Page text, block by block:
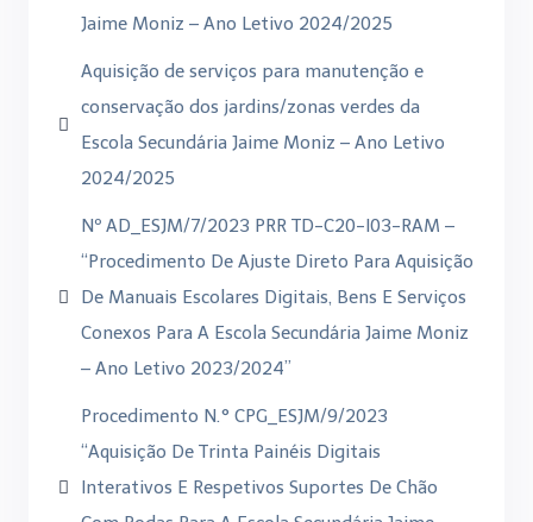
Jaime Moniz – Ano Letivo 2024/2025
Aquisição de serviços para manutenção e
conservação dos jardins/zonas verdes da
Escola Secundária Jaime Moniz – Ano Letivo
2024/2025
Nº AD_ESJM/7/2023 PRR TD-C20-I03-RAM –
“Procedimento De Ajuste Direto Para Aquisição
De Manuais Escolares Digitais, Bens E Serviços
Conexos Para A Escola Secundária Jaime Moniz
– Ano Letivo 2023/2024”
Procedimento N.° CPG_ESJM/9/2023
“Aquisição De Trinta Painéis Digitais
Interativos E Respetivos Suportes De Chão